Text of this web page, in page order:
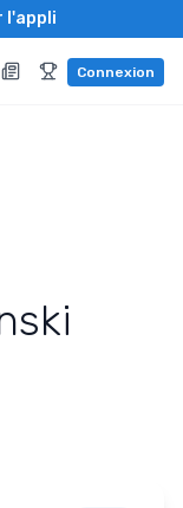
l'appli
Connexion